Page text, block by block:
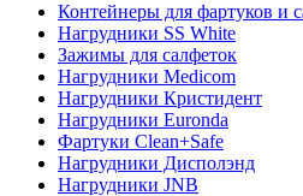
Контейнеры для фартуков и
Нагрудники SS White
Зажимы для салфеток
Нагрудники Medicom
Нагрудники Кристидент
Нагрудники Euronda
Фартуки Clean+Safe
Нагрудники Дисполэнд
Нагрудники JNB